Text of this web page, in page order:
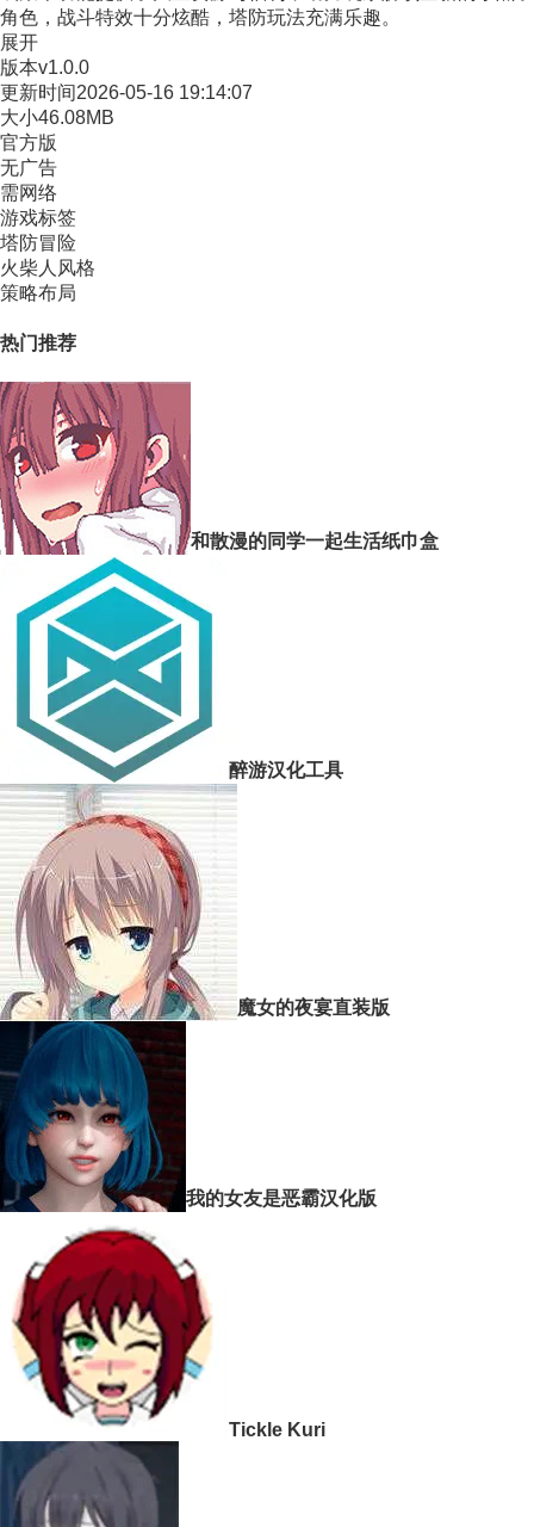
角色，战斗特效十分炫酷，塔防玩法充满乐趣。
展开
版本v1.0.0
更新时间2026-05-16 19:14:07
大小46.08MB
官方版
无广告
需网络
游戏标签
塔防冒险
火柴人风格
策略布局
热门推荐
和散漫的同学一起生活纸巾盒
醉游汉化工具
魔女的夜宴直装版
我的女友是恶霸汉化版
Tickle Kuri